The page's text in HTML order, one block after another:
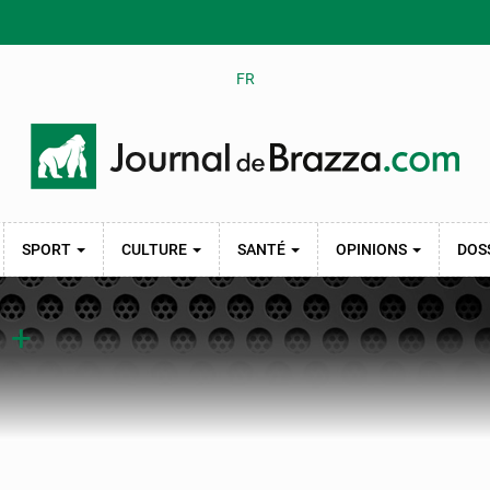
FR
SPORT CULTURE SANTÉ OPINIONS
+